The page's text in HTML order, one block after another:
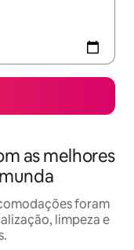
as melhores
foram
limpeza e